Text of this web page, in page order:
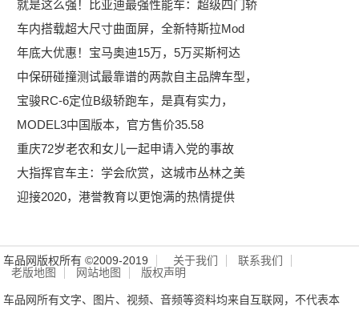
就是这么强！比亚迪最强性能车：超级四门轿
车内搭载超大尺寸曲面屏，全新特斯拉Mod
年底大优惠！宝马奥迪15万，5万买斯柯达
中保研碰撞测试最靠谱的两款自主品牌车型，
宝骏RC-6定位B级轿跑车，是真有实力，
MODEL3中国版本，官方售价35.58
重庆72岁老农和女儿一起申请入党的事故
大指挥官车主：学会欣赏，这城市丛林之美
迎接2020，港誉教育以更饱满的热情提供
车品网版权所有 ©2009-2019 关于我们
联系我们
老版地图
网站地图 版权声明
车品网所有文字、图片、视频、音频等资料均来自互联网，不代表本